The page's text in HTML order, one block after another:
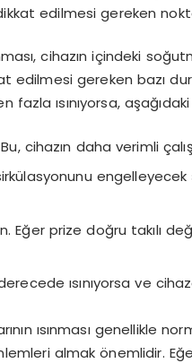
edilmesi gereken
cihazın içindeki
edilmesi gereken bazı
fazla ısınıyorsa,
cihazın daha verimli
Eğer prize doğru takılı
derecede ısınıyorsa ve
ısınması genellikle
almak önemlidir.